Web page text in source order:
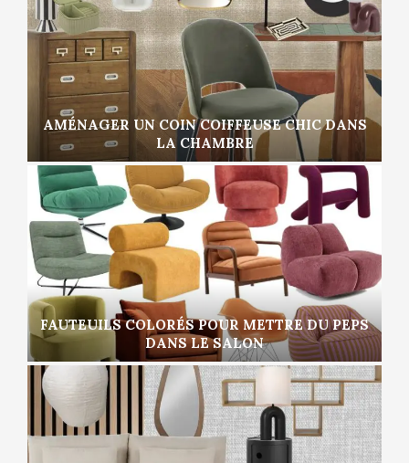
AMÉNAGER UN COIN COIFFEUSE CHIC DANS
LA CHAMBRE
FAUTEUILS COLORÉS POUR METTRE DU PEPS
DANS LE SALON